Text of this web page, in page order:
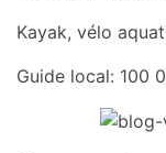
Kayak, vélo
Guide local: 100